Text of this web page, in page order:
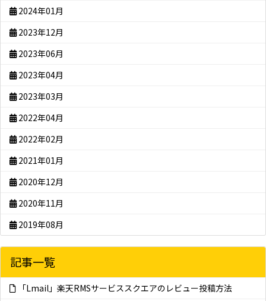
2024年01月
2023年12月
2023年06月
2023年04月
2023年03月
2022年04月
2022年02月
2021年01月
2020年12月
2020年11月
2019年08月
記事一覧
「Lmail」楽天RMSサービススクエアのレビュー投稿方法